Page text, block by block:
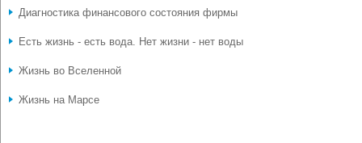
Диагностика финансового состояния фирмы
Есть жизнь - есть вода. Нет жизни - нет воды
Жизнь во Вселенной
Жизнь на Марсе